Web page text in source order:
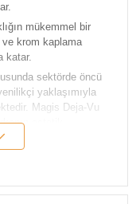
mükemmel bir
krom kaplama
katar.
sektörde öncü
yaklaşımıyla
Magis Deja-Vu
estetik
yansıtan bir üründür